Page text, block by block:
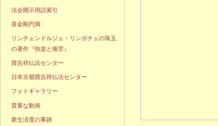
法会開示用語索引
喜金剛円満
リンチェンドルジェ・リンポチェの珠玉
の著作『快楽と痛苦』
寶吉祥仏法センター
日本京都寶吉祥仏法センター
フォトギャラリー
貴重な動画
衆生済度の事跡